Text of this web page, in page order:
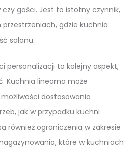
gości. Jest to istotny czynnik,
przestrzeniach, gdzie kuchnia
salonu.
personalizacji to kolejny aspekt,
Kuchnia linearna może
dostosowania
jak w przypadku kuchni
również ograniczenia w zakresie
które w kuchniach